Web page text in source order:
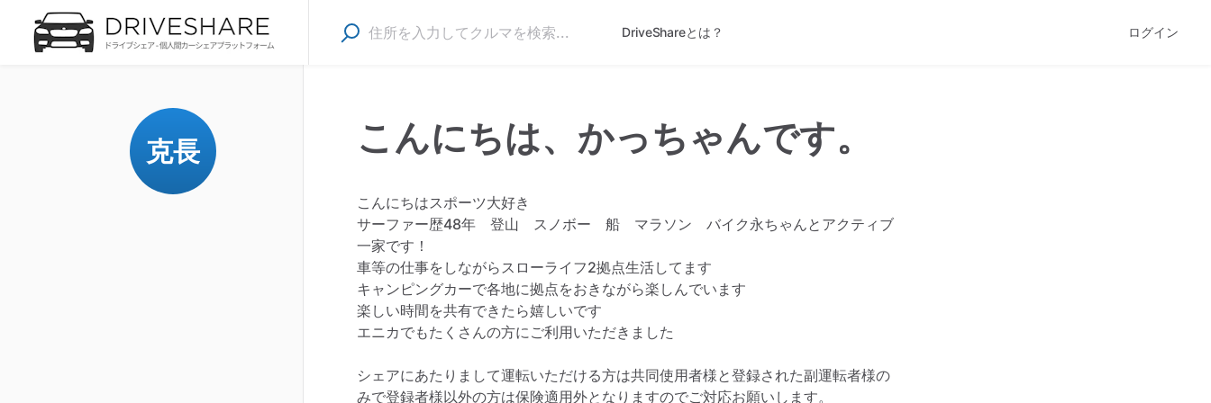
DriveShareとは？ ログイン
克長 こんにちは、かっちゃんです。
こんにちはスポーツ大好き
サーファー歴48年
登山 スノボー 船 マラソン
バイク永ちゃんとアクティブ
一家です！
車等の仕事をしながらスローライフ2拠点生活してます
キャンピングカーで各地に拠点をおきながら楽しんでいます
楽しい時間を共有できたら嬉しいです
エニカでもたくさんの方にご利用いただきました
シェアにあたりまして運転いただける方は共同使用者様と登録された副運転者様の
みで登録者様以外の方は保険適用外となりますのでご対応お願いします。